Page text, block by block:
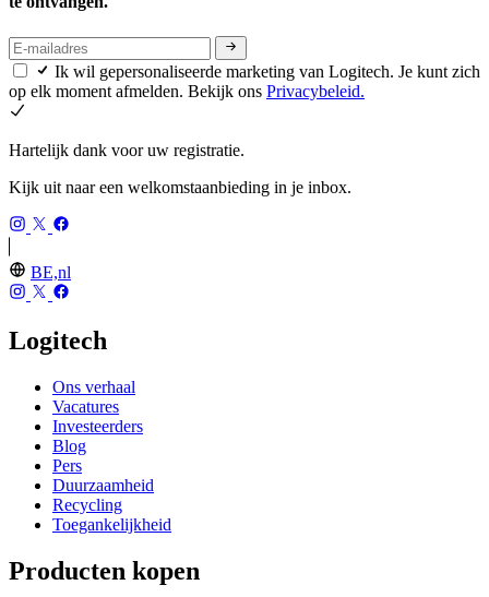
Ik wil gepersonaliseerde marketing van Logitech. Je kunt zich
op elk moment afmelden. Bekijk ons Privacybeleid.
Hartelijk dank voor uw registratie.
Kijk uit naar een welkomstaanbieding in je inbox.
BE,nl
Logitech
Ons verhaal
Vacatures
Investeerders
Blog
Pers
Duurzaamheid
Recycling
Toegankelijkheid
Producten kopen